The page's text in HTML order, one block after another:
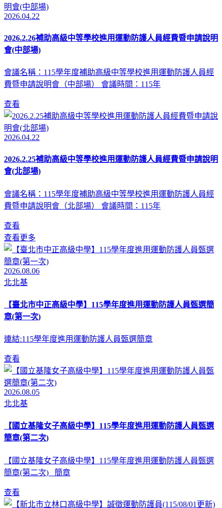
2026.04.22
2026.2.26補助高級中等學校進用運動防護人員經費暨申請說明
會(中部場)
會議名稱：115學年度補助高級中等學校進用運動防護人員經
費暨申請說明會（中部場） 會議時間：115年
查看
2026.04.22
2026.2.25補助高級中等學校進用運動防護人員經費暨申請說明
會(北部場)
會議名稱：115學年度補助高級中等學校進用運動防護人員經
費暨申請說明會（北部場） 會議時間：115年
查看
查看更多
2026.08.06
北北基
【臺北市中正高級中學】115學年度進用運動防護人員甄選簡
章(第一次)
連結:115學年度進用運動防護人員甄選簡章
查看
2026.08.05
北北基
【國立基隆女子高級中學】115學年度進用運動防護人員甄選
簡章(第二次)
【國立基隆女子高級中學】115學年度進用運動防護人員甄選
簡章(第二次) 簡章
查看